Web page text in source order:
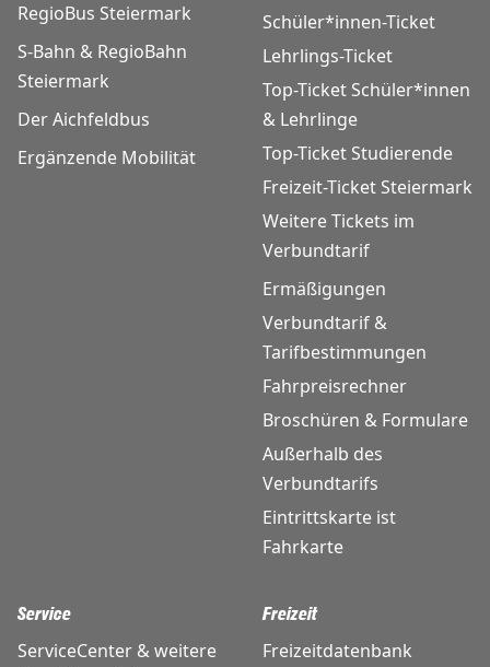
RegioBus Steiermark
S-Bahn & RegioBahn
Steiermark
Der Aichfeldbus
Ergänzende Mobilität
Schüler*innen-Ticket
Lehrlings-Ticket
Top-Ticket Schüler*innen
& Lehrlinge
Top-Ticket Studierende
Freizeit-Ticket Steiermark
Weitere Tickets im
Verbundtarif
Ermäßigungen
Verbundtarif &
Tarifbestimmungen
Fahrpreisrechner
Broschüren & Formulare
Außerhalb des
Verbundtarifs
Eintrittskarte ist
Fahrkarte
Service
ServiceCenter & weitere
Freizeit
Freizeitdatenbank